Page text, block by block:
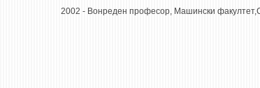
2002 - Вонреден професор, Машински